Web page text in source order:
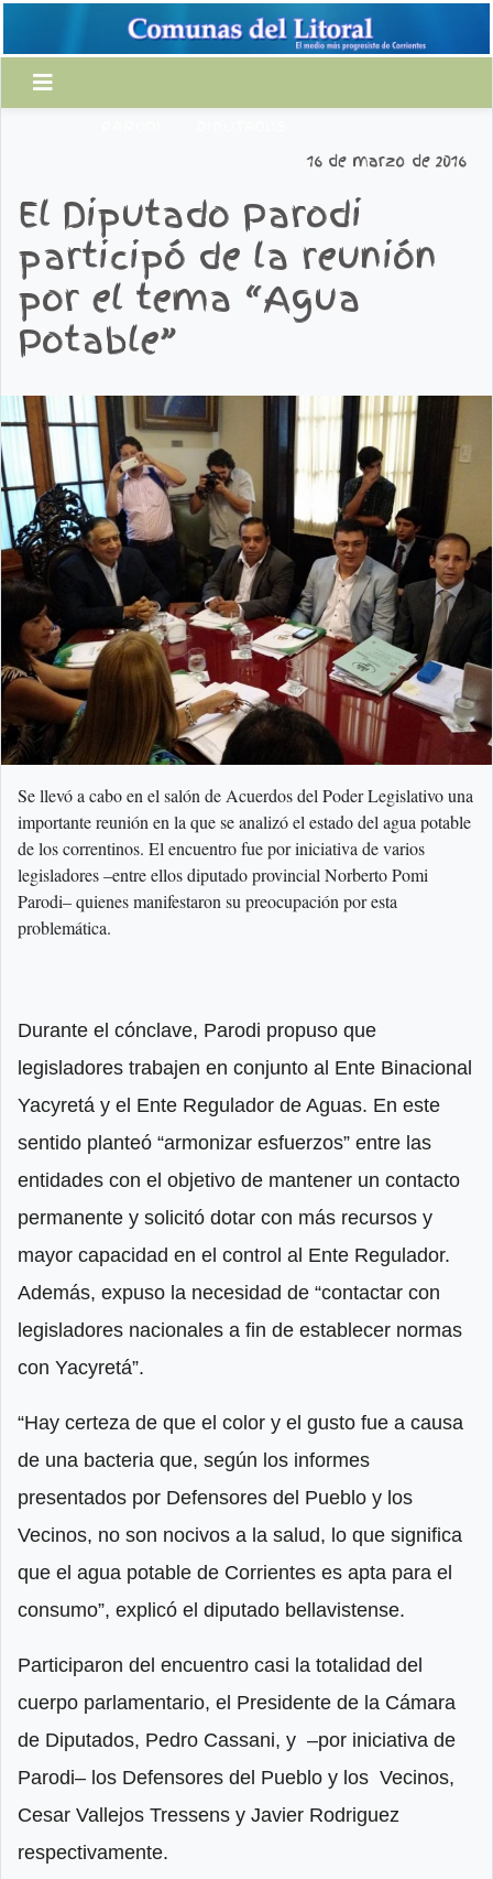
16 de marzo de 2016
El Diputado Parodi
participó de la reunión
por el tema “Agua
Potable”
Se llevó a cabo en el salón de Acuerdos del Poder Legislativo una
importante reunión en la que se analizó el estado del agua potable
de los correntinos. El encuentro fue por iniciativa de varios
legisladores –entre ellos diputado provincial Norberto Pomi
Parodi– quienes manifestaron su preocupación por esta
problemática.
Durante el cónclave, Parodi propuso que
legisladores trabajen en conjunto al Ente Binacional
Yacyretá y el Ente Regulador de Aguas. En este
sentido planteó “armonizar esfuerzos” entre las
entidades con el objetivo de mantener un contacto
permanente y solicitó dotar con más recursos y
mayor capacidad en el control al Ente Regulador.
Además, expuso la necesidad de “contactar con
legisladores nacionales a fin de establecer normas
con Yacyretá”.
“Hay certeza de que el color y el gusto fue a causa
de una bacteria que, según los informes
presentados por Defensores del Pueblo y los
Vecinos, no son nocivos a la salud, lo que significa
que el agua potable de Corrientes es apta para el
consumo”, explicó el diputado bellavistense.
Participaron del encuentro casi la totalidad del
cuerpo parlamentario, el Presidente de la Cámara
de Diputados, Pedro Cassani, y –por iniciativa de
Parodi– los Defensores del Pueblo y los Vecinos,
Cesar Vallejos Tressens y Javier Rodriguez
respectivamente.